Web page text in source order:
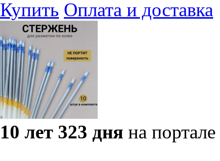
Купить Оплата и доставка
10 лет 323 дня на портале